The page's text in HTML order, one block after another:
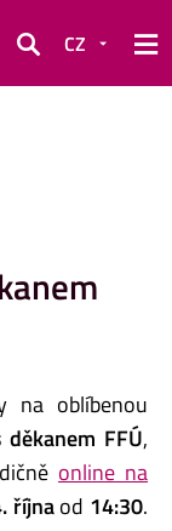
Hledat
CZ
na oblíbenou
FFÚ,
online na
říjnaod 14:30.